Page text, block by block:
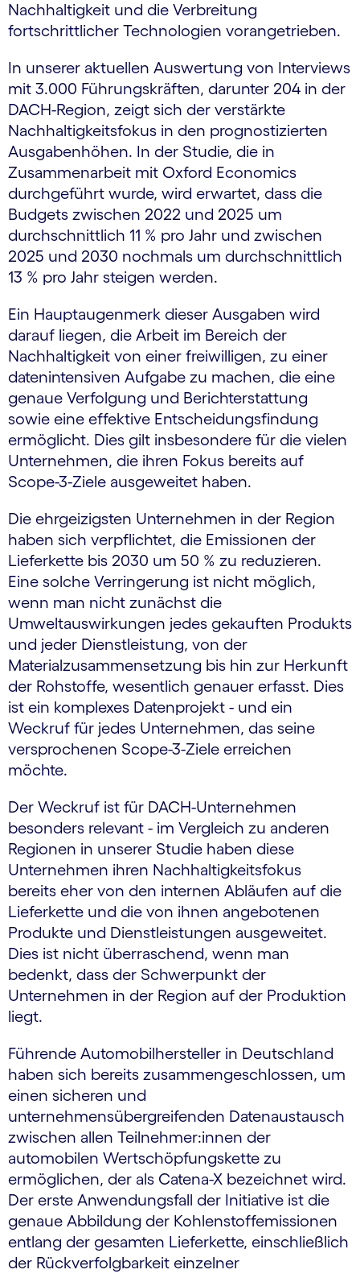
Nachhaltigkeit und die Verbreitung
fortschrittlicher Technologien vorangetrieben.
In unserer aktuellen Auswertung von Interviews
mit 3.000 Führungskräften, darunter 204 in der
DACH-Region, zeigt sich der verstärkte
Nachhaltigkeitsfokus in den prognostizierten
Ausgabenhöhen. In der Studie, die in
Zusammenarbeit mit Oxford Economics
durchgeführt wurde, wird erwartet, dass die
Budgets zwischen 2022 und 2025 um
durchschnittlich 11 % pro Jahr und zwischen
2025 und 2030 nochmals um durchschnittlich
13 % pro Jahr steigen werden.
Ein Hauptaugenmerk dieser Ausgaben wird
darauf liegen, die Arbeit im Bereich der
Nachhaltigkeit von einer freiwilligen, zu einer
datenintensiven Aufgabe zu machen, die eine
genaue Verfolgung und Berichterstattung
sowie eine effektive Entscheidungsfindung
ermöglicht. Dies gilt insbesondere für die vielen
Unternehmen, die ihren Fokus bereits auf
Scope-3-Ziele ausgeweitet haben.
Die ehrgeizigsten Unternehmen in der Region
haben sich verpflichtet, die Emissionen der
Lieferkette bis 2030 um 50 % zu reduzieren.
Eine solche Verringerung ist nicht möglich,
wenn man nicht zunächst die
Umweltauswirkungen jedes gekauften Produkts
und jeder Dienstleistung, von der
Materialzusammensetzung bis hin zur Herkunft
der Rohstoffe, wesentlich genauer erfasst. Dies
ist ein komplexes Datenprojekt - und ein
Weckruf für jedes Unternehmen, das seine
versprochenen Scope-3-Ziele erreichen
möchte.
Der Weckruf ist für DACH-Unternehmen
besonders relevant - im Vergleich zu anderen
Regionen in unserer Studie haben diese
Unternehmen ihren Nachhaltigkeitsfokus
bereits eher von den internen Abläufen auf die
Lieferkette und die von ihnen angebotenen
Produkte und Dienstleistungen ausgeweitet.
Dies ist nicht überraschend, wenn man
bedenkt, dass der Schwerpunkt der
Unternehmen in der Region auf der Produktion
liegt.
Führende Automobilhersteller in Deutschland
haben sich bereits zusammengeschlossen, um
einen sicheren und
unternehmensübergreifenden Datenaustausch
zwischen allen Teilnehmer:innen der
automobilen Wertschöpfungskette zu
ermöglichen, der als Catena-X bezeichnet wird.
Der erste Anwendungsfall der Initiative ist die
genaue Abbildung der Kohlenstoffemissionen
entlang der gesamten Lieferkette, einschließlich
der Rückverfolgbarkeit einzelner